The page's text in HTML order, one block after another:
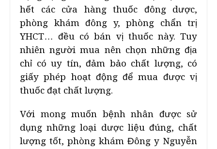
hết các cửa hàng thuốc đông dược,
phòng khám đông y, phòng chẩn trị
YHCT… đều có bán vị thuốc này. Tuy
nhiên người mua nên chọn những địa
chỉ có uy tín, đảm bảo chất lượng, có
giấy phép hoạt động để mua được vị
thuốc đạt chất lượng.
Với mong muốn bệnh nhân được sử
dụng những loại dược liệu đúng, chất
lượng tốt, phòng khám Đông y Nguyễn